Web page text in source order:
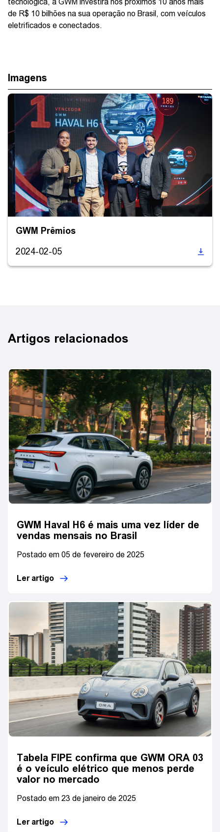
de R$ 10 bilhões na sua operação no Brasil, com veículos
eletrificados e conectados.
Imagens
GWM Prêmios
2024-02-05
Artigos relacionados
GWM Haval H6 é mais uma vez líder de
vendas mensais no Brasil
Postado em 05 de fevereiro de 2025
Ler artigo
Tabela FIPE confirma que GWM ORA 03
é o veículo elétrico que menos perde
valor no mercado
Postado em 23 de janeiro de 2025
Ler artigo